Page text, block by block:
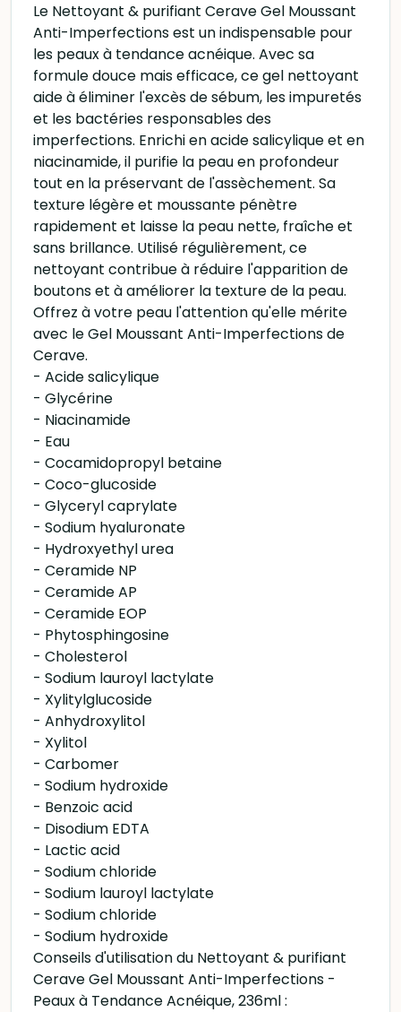
Le Nettoyant & purifiant Cerave Gel Moussant
Anti-Imperfections est un indispensable pour
les peaux à tendance acnéique. Avec sa
formule douce mais efficace, ce gel nettoyant
aide à éliminer l'excès de sébum, les impuretés
et les bactéries responsables des
imperfections. Enrichi en acide salicylique et en
niacinamide, il purifie la peau en profondeur
tout en la préservant de l'assèchement. Sa
texture légère et moussante pénètre
rapidement et laisse la peau nette, fraîche et
sans brillance. Utilisé régulièrement, ce
nettoyant contribue à réduire l'apparition de
boutons et à améliorer la texture de la peau.
Offrez à votre peau l'attention qu'elle mérite
avec le Gel Moussant Anti-Imperfections de
Cerave.
- Acide salicylique
- Glycérine
- Niacinamide
- Eau
- Cocamidopropyl betaine
- Coco-glucoside
- Glyceryl caprylate
- Sodium hyaluronate
- Hydroxyethyl urea
- Ceramide NP
- Ceramide AP
- Ceramide EOP
- Phytosphingosine
- Cholesterol
- Sodium lauroyl lactylate
- Xylitylglucoside
- Anhydroxylitol
- Xylitol
- Carbomer
- Sodium hydroxide
- Benzoic acid
- Disodium EDTA
- Lactic acid
- Sodium chloride
- Sodium lauroyl lactylate
- Sodium chloride
- Sodium hydroxide
Conseils d'utilisation du Nettoyant & purifiant
Cerave Gel Moussant Anti-Imperfections -
Peaux à Tendance Acnéique, 236ml :